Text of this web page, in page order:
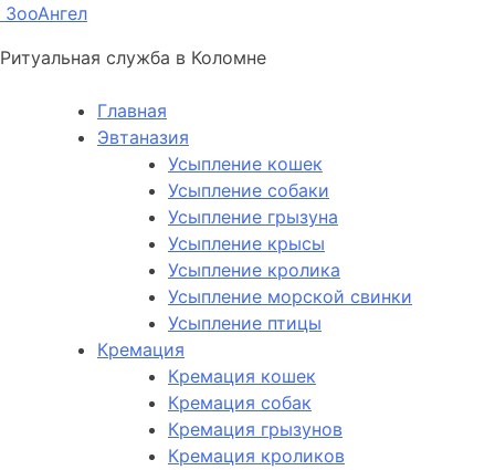
ЗооАнгел
Ритуальная служба в Коломне
Главная
Эвтаназия
Усыпление кошек
Усыпление собаки
Усыпление грызуна
Усыпление крысы
Усыпление кролика
Усыпление морской свинки
Усыпление птицы
Кремация
Кремация кошек
Кремация собак
Кремация грызунов
Кремация кроликов